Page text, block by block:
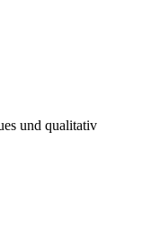
und qualitativ